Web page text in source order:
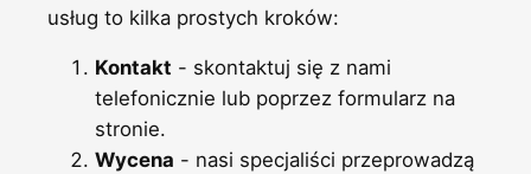
usług to kilka prostych kroków:
Kontakt - skontaktuj się z nami
telefonicznie lub poprzez formularz na
stronie.
Wycena - nasi specjaliści przeprowadzą